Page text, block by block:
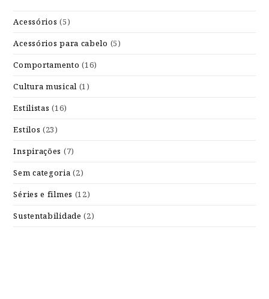
Acessórios (5)
Acessórios para cabelo (5)
Comportamento (16)
Cultura musical (1)
Estilistas (16)
Estilos (23)
Inspirações (7)
Sem categoria (2)
Séries e filmes (12)
Sustentabilidade (2)